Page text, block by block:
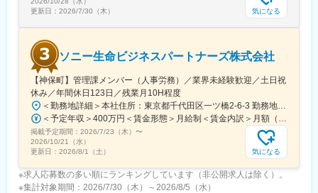
■企業の特徴/魅力
の成長をダイナミックに体感できる環境です。
変更の範囲：会社の定める業務
更新日： 2026/7/30（木） 気になる
ソニー生命ビジネスパートナーズ株式会社
【神保町】管理課メンバー（人事労務）／業界未経験歓迎／土日祝
休み／年間休日123日／残業月10H程度
＜勤務地詳細＞本社住所：東京都千代田区一ツ橋2-6-3 勤務地最寄駅：各線／神保町駅受動喫煙対策：屋内全面禁煙変更の範囲：会社の定める事業所
＜予定年収＞400万円＜賃金形態＞月給制＜賃金内訳＞月額（基本給）：254,100円＜月給＞254,100円＜昇給有無＞有＜残業手当＞有＜給与補足＞賞与年間4.0ヶ月＋α※年間4.0ヶ月は保証※会社指標の達成度に応じて加算※2026年度の年間賞与は4.2ヶ月賃金はあくまでも目安の金額であり、選考を通じて上下する可能性があります。月給(月額)は固定手当を含めた表記です。
掲載予定期間： 2026/7/23（木） 〜
2026/10/21（水）
更新日： 2026/8/1（土） 気になる
※求人応募数の多い順にランキングしています（非公開求人は除く）。
※集計対象期間：2026/7/30（木）～2026/8/5（水）